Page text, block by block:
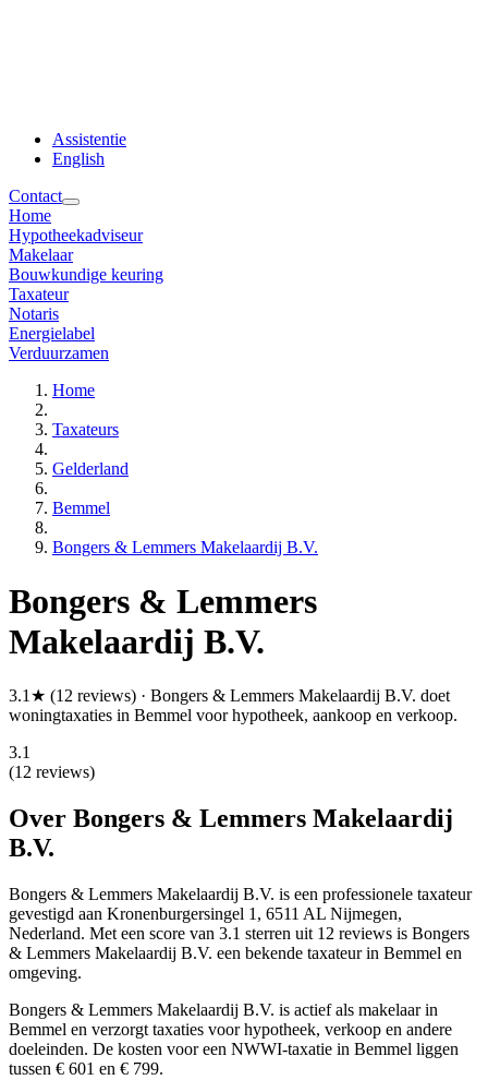
Assistentie
English
Contact
Home
Hypotheekadviseur
Makelaar
Bouwkundige keuring
Taxateur
Notaris
Energielabel
Verduurzamen
Home
Taxateurs
Gelderland
Bemmel
Bongers & Lemmers Makelaardij B.V.
Bongers & Lemmers
Makelaardij B.V.
3.1★ (12 reviews) · Bongers & Lemmers Makelaardij B.V. doet
woningtaxaties in Bemmel voor hypotheek, aankoop en verkoop.
3.1
(12 reviews)
Over Bongers & Lemmers Makelaardij
B.V.
Bongers & Lemmers Makelaardij B.V. is een professionele taxateur
gevestigd aan Kronenburgersingel 1, 6511 AL Nijmegen,
Nederland. Met een score van 3.1 sterren uit 12 reviews is Bongers
& Lemmers Makelaardij B.V. een bekende taxateur in Bemmel en
omgeving.
Bongers & Lemmers Makelaardij B.V. is actief als makelaar in
Bemmel en verzorgt taxaties voor hypotheek, verkoop en andere
doeleinden. De kosten voor een NWWI-taxatie in Bemmel liggen
tussen € 601 en € 799.